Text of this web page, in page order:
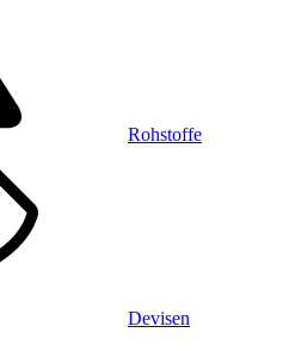
Rohstoffe
Devisen